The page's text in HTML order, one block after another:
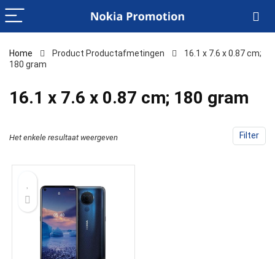
Home Product Productafmetingen
‎16.1 x 7.6 x 0.87 cm;
180 gram
‎16.1 x 7.6 x 0.87 cm; 180 gram
Filter
Het enkele resultaat weergeven